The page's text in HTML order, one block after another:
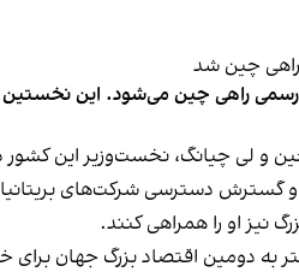
و لی چیانگ، نخست‌وزیر این کشور
دسترسی شرکت‌های
نیز او را همراهی کنند.
به دومین اقتصاد بزرگ جهان